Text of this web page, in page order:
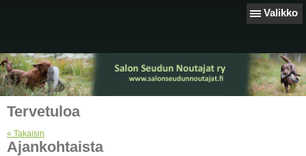
Valikko
Tervetuloa
« Takaisin
Ajankohtaista